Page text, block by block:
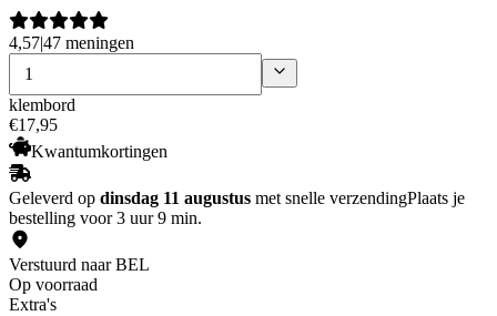
4,57|47 meningen
klembord
€17,95
Kwantumkortingen
Geleverd op dinsdag 11 augustus met snelle verzendingPlaats je
bestelling voor 3 uur 9 min.
Verstuurd naar BEL
Op voorraad
Extra's